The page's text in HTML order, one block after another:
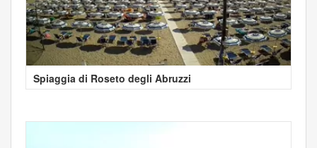
Spiaggia di Roseto degli Abruzzi